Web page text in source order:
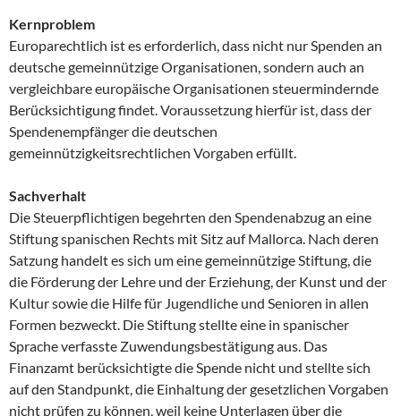
Kernproblem
Europarechtlich ist es erforderlich, dass nicht nur Spenden an
deutsche gemeinnützige Organisationen, sondern auch an
vergleichbare europäische Organisationen steuermindernde
Berücksichtigung findet. Voraussetzung hierfür ist, dass der
Spendenempfänger die deutschen
gemeinnützigkeitsrechtlichen Vorgaben erfüllt.
Sachverhalt
Die Steuerpflichtigen begehrten den Spendenabzug an eine
Stiftung spanischen Rechts mit Sitz auf Mallorca. Nach deren
Satzung handelt es sich um eine gemeinnützige Stiftung, die
die Förderung der Lehre und der Erziehung, der Kunst und der
Kultur sowie die Hilfe für Jugendliche und Senioren in allen
Formen bezweckt. Die Stiftung stellte eine in spanischer
Sprache verfasste Zuwendungsbestätigung aus. Das
Finanzamt berücksichtigte die Spende nicht und stellte sich
auf den Standpunkt, die Einhaltung der gesetzlichen Vorgaben
nicht prüfen zu können, weil keine Unterlagen über die